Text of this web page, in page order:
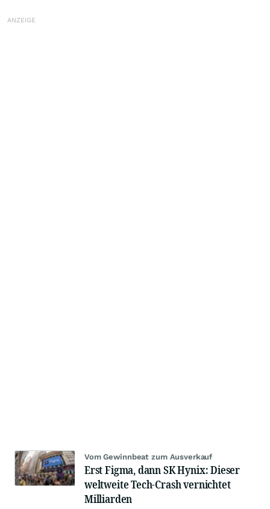
Vom Gewinnbeat zum Ausverkauf
Erst Figma, dann SK Hynix: Dieser
weltweite Tech-Crash vernichtet
Milliarden